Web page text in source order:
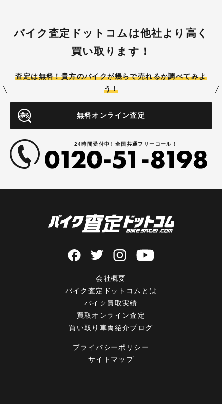
バイク査定ドットコムは他社より高く
買い取ります！
査定は無料！貴方のバイクが幾らで売れるか調べてみよ
う！
無料オンライン査定
24時間受付中！全国共通フリーコール！
会社概要
バイク査定ドットコムとは
バイク買取実績
買取オンライン査定
買い取り車両紹介ブログ
プライバシーポリシー
サイトマップ